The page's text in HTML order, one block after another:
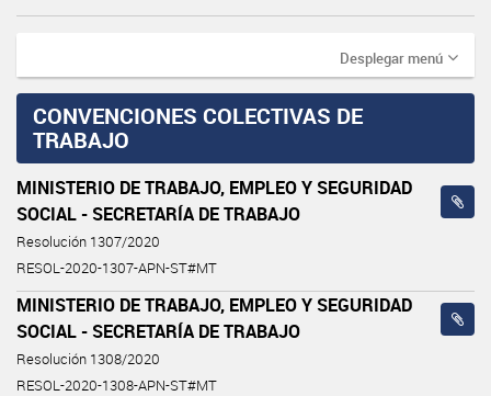
Desplegar menú
CONVENCIONES COLECTIVAS DE
TRABAJO
MINISTERIO DE TRABAJO, EMPLEO Y SEGURIDAD
SOCIAL - SECRETARÍA DE TRABAJO
Resolución 1307/2020
RESOL-2020-1307-APN-ST#MT
MINISTERIO DE TRABAJO, EMPLEO Y SEGURIDAD
SOCIAL - SECRETARÍA DE TRABAJO
Resolución 1308/2020
RESOL-2020-1308-APN-ST#MT